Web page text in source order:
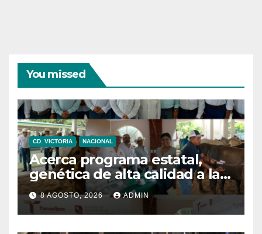
You missed
CD. VICTORIA NACIONAL
Acerca programa estatal,
genética de alta calidad a las
y los productores pecuarios
8 AGOSTO, 2026 ADMIN